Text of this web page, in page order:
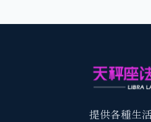
提供各種生